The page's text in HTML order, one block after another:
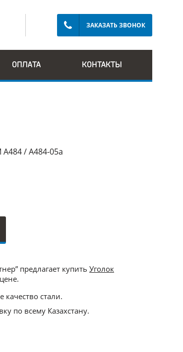
ЗАКАЗАТЬ ЗВОНОК
ОПЛАТА КОНТАКТЫ
A484 / A484-05a
предлагает купить Уголок
качество стали.
по всему Казахстану.